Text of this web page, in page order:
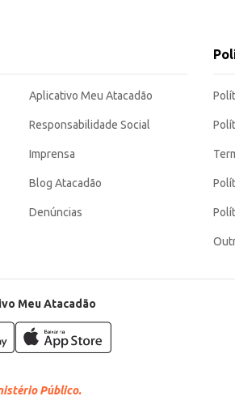
Aplicativo Meu Atacadão
Responsabilidade Social
Imprensa
Blog Atacadão
Denúncias
Meu Atacadão
Público.